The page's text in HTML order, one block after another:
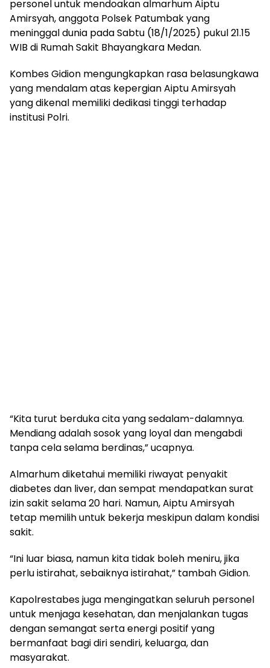
personel untuk mendoakan almarhum Aiptu
Amirsyah, anggota Polsek Patumbak yang
meninggal dunia pada Sabtu (18/1/2025) pukul 21.15
WIB di Rumah Sakit Bhayangkara Medan.
Kombes Gidion mengungkapkan rasa belasungkawa
yang mendalam atas kepergian Aiptu Amirsyah
yang dikenal memiliki dedikasi tinggi terhadap
institusi Polri.
“Kita turut berduka cita yang sedalam-dalamnya.
Mendiang adalah sosok yang loyal dan mengabdi
tanpa cela selama berdinas,” ucapnya.
Almarhum diketahui memiliki riwayat penyakit
diabetes dan liver, dan sempat mendapatkan surat
izin sakit selama 20 hari. Namun, Aiptu Amirsyah
tetap memilih untuk bekerja meskipun dalam kondisi
sakit.
“Ini luar biasa, namun kita tidak boleh meniru, jika
perlu istirahat, sebaiknya istirahat,” tambah Gidion.
Kapolrestabes juga mengingatkan seluruh personel
untuk menjaga kesehatan, dan menjalankan tugas
dengan semangat serta energi positif yang
bermanfaat bagi diri sendiri, keluarga, dan
masyarakat.